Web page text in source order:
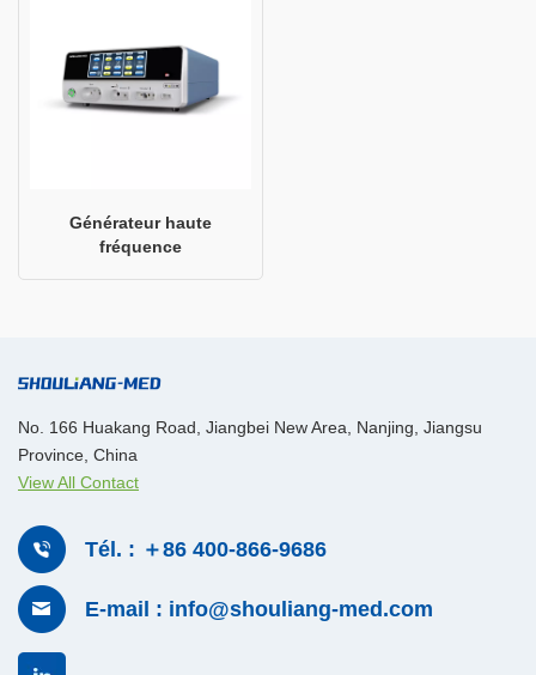
Générateur haute
fréquence
No. 166 Huakang Road, Jiangbei New Area, Nanjing, Jiangsu
Province, China
View All Contact
Tél. : ＋86 400-866-9686
E-mail : info@shouliang-med.com